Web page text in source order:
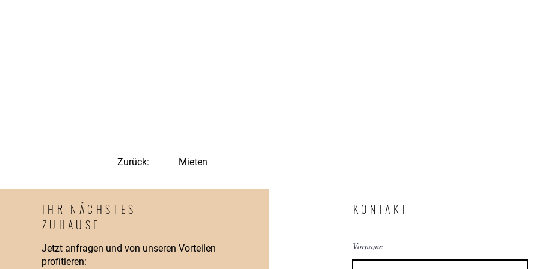
Zurück: Mieten
IHR NÄCHSTES
ZUHAUSE
Jetzt anfragen und von unseren Vorteilen
profitieren:
KONTAKT
Vorname